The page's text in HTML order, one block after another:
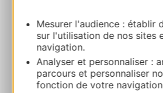
Mesurer l'audience : établir
sur l'utilisation de nos sites
navigation.
Analyser et personnaliser :
parcours et personnaliser
fonction de votre
LA FORGE DE
La forgeRoute de
Ruta y acceso